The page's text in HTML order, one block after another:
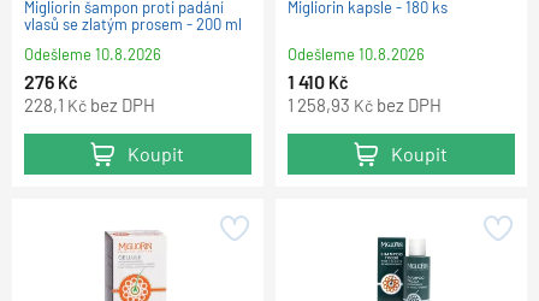
Migliorin šampon proti padání
vlasů se zlatým prosem - 200 ml
Odešleme10.8.2026
276 Kč
228,1 Kč bez DPH
Koupit
Migliorin kapsle - 180 ks
Odešleme10.8.2026
1 410 Kč
1 258,93 Kč bez DPH
Koupit